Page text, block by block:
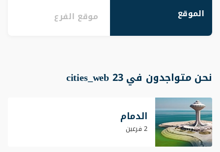
الموقع
موقع الفرع
نحن متواجدون في 23 cities_web
الدمام
2 فرعين